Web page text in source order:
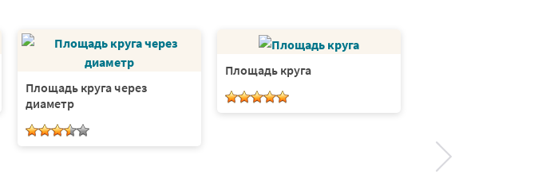
Площадь круга через
диаметр
Площадь круга